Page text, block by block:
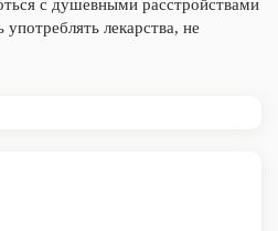
с душевными расстройствами
лекарства, не